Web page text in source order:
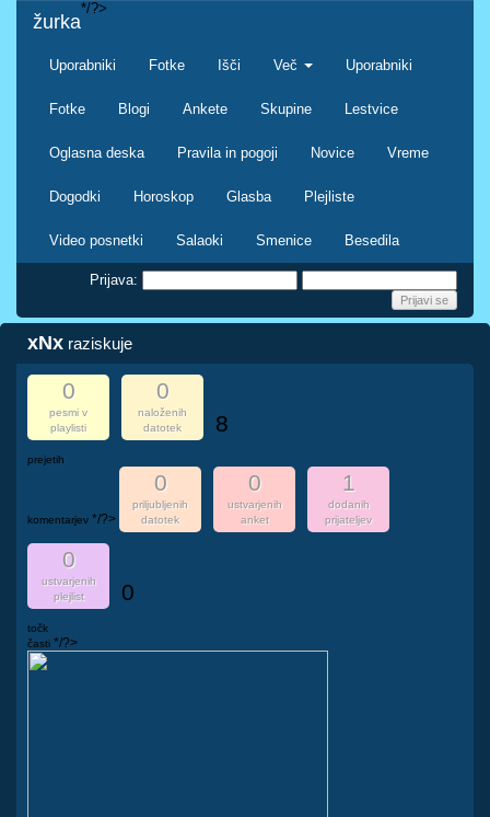
žurka
Uporabniki Fotke Išči Več Uporabniki
Fotke Blogi Ankete Skupine Lestvice
Oglasna deska Pravila in pogoji Novice Vreme
Dogodki Horoskop Glasba Plejliste
Video posnetki Salaoki Smenice Besedila
*/?>
Prijava:
xNx raziskuje
0
pesmi v
playlisti
0
naloženih
datotek
8
prejetih
komentarjev */?>
0
priljubljenih
datotek
0
ustvarjenih
anket
1
dodanih
prijateljev
0
ustvarjenih
plejlist
0
točk
časti */?>